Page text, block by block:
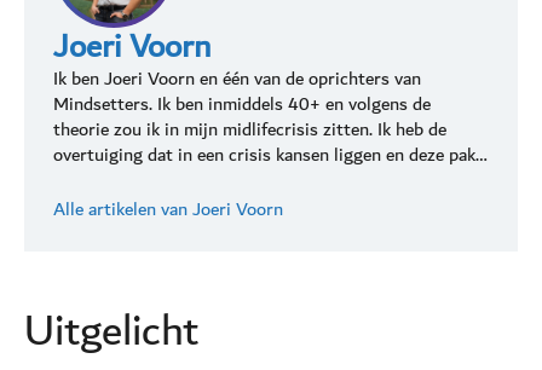
Joeri Voorn
Ik ben Joeri Voorn en één van de oprichters van
Mindsetters. Ik ben inmiddels 40+ en volgens de
theorie zou ik in mijn midlifecrisis zitten. Ik heb de
overtuiging dat in een crisis kansen liggen en deze pak…
Alle artikelen van Joeri Voorn
Uitgelicht